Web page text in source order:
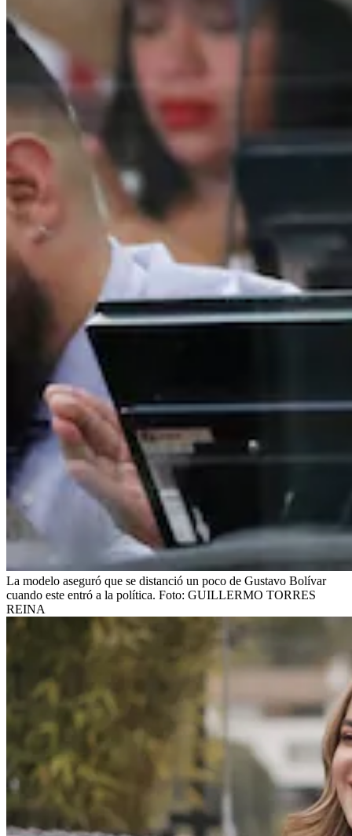
La modelo aseguró que se distanció un poco de Gustavo Bolívar
cuando este entró a la política. Foto: GUILLERMO TORRES
REINA